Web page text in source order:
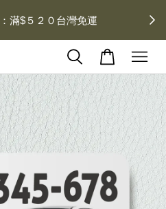
滿$５２０台灣免運